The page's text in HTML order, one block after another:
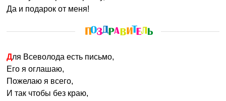
Да и подарок от меня!
Для Всеволода есть письмо,
Его я оглашаю,
Пожелаю я всего,
И так чтобы без краю,